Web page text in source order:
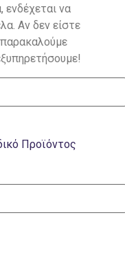
ενδέχεται να
Αν δεν είστε
Προϊόντος